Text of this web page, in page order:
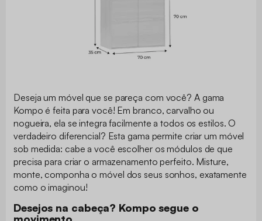
Deseja um móvel que se pareça com você? A gama
Kompo é feita para você! Em branco, carvalho ou
nogueira, ela se integra facilmente a todos os estilos. O
verdadeiro diferencial? Esta gama permite criar um móvel
sob medida: cabe a você escolher os módulos de que
precisa para criar o armazenamento perfeito. Misture,
monte, componha o móvel dos seus sonhos, exatamente
como o imaginou!
Desejos na cabeça? Kompo segue o